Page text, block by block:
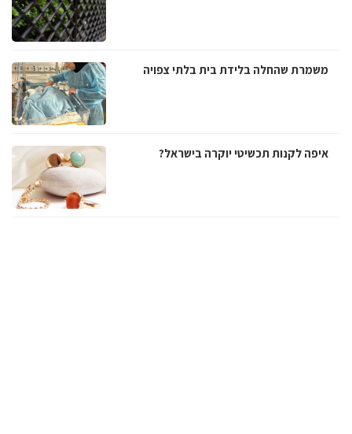
משמרת שהחלה בלידת בית בלתי צפויה
איפה לקנות תכשיטי יוקרה בישראל?